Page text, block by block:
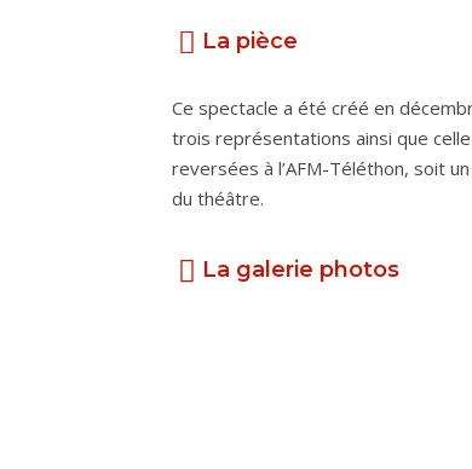
La pièce
Ce spectacle a été créé en
trois représentations ainsi que
reversées à l’AFM-Téléthon, soit
du théâtre.
La galerie photos